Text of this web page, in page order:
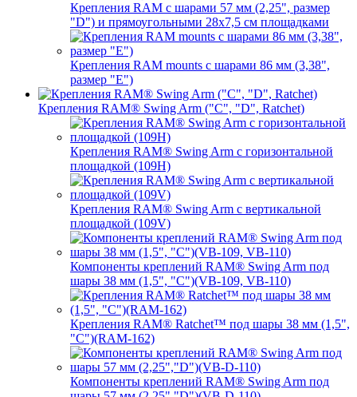
Крепления RAM с шарами 57 мм (2,25", размер
"D") и прямоугольными 28х7,5 см площадками
Крепления RAM mounts с шарами 86 мм (3,38",
размер "E")
Крепления RAM® Swing Arm ("C", "D", Ratchet)
Крепления RAM® Swing Arm с горизонтальной
площадкой (109H)
Крепления RAM® Swing Arm с вертикальной
площадкой (109V)
Компоненты креплений RAM® Swing Arm под
шары 38 мм (1,5", "C")(VB-109, VB-110)
Крепления RAM® Ratchet™ под шары 38 мм (1,5",
"C")(RAM-162)
Компоненты креплений RAM® Swing Arm под